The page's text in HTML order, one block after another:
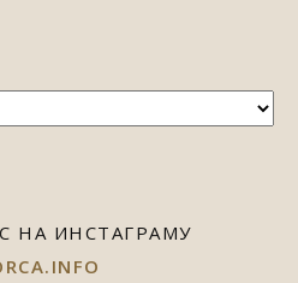
НА ИНСТАГРАМУ